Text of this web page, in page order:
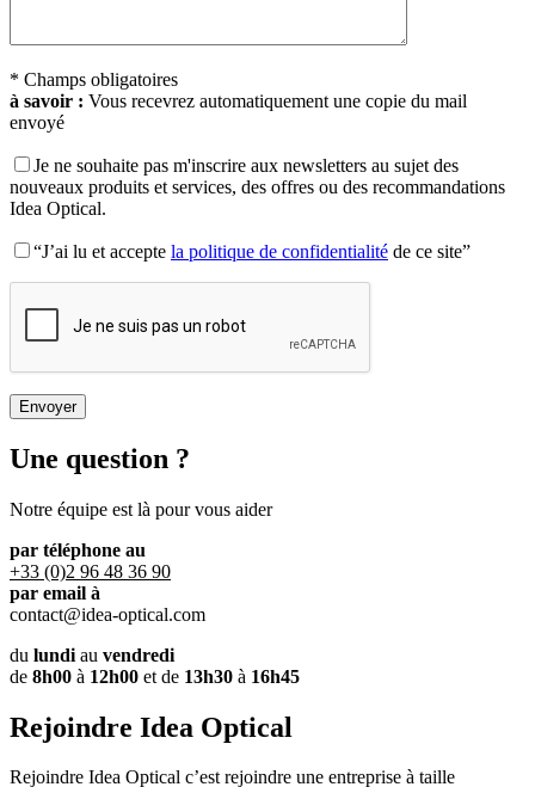
* Champs obligatoires
à savoir : Vous recevrez automatiquement une copie du mail
envoyé
Je ne souhaite pas m'inscrire aux newsletters au sujet des
nouveaux produits et services, des offres ou des recommandations
Idea Optical.
“J’ai lu et accepte la politique de confidentialité de ce site”
Une question ?
Notre équipe est là pour vous aider
par téléphone au
+33 (0)2 96 48 36 90
par email à
contact@idea-optical.com
du lundi au vendredi
de 8h00 à 12h00 et de 13h30 à 16h45
Rejoindre Idea Optical
Rejoindre Idea Optical c’est rejoindre une entreprise à taille